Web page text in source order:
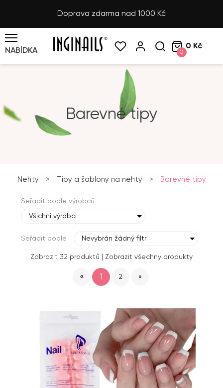
Doprava zdarma nad 1000 Kč
NABÍDKA 0
0 Kč
Barevné tipy
Nehty > Tipy a šablony na nehty > Barevné tipy
Seřadit podle výrobců
Všichni výrobci
Seřadit podle Nevybrán žádný filtr
Zobrazit 32 produktů Zobrazit všechny produkty
« 1 2 »